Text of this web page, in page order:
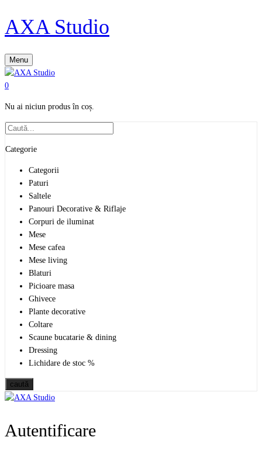
AXA Studio
Menu
0
Nu ai niciun produs în coș.
Categorie
Categorii
Paturi
Saltele
Panouri Decorative & Riflaje
Corpuri de iluminat
Mese
Mese cafea
Mese living
Blaturi
Picioare masa
Ghivece
Plante decorative
Coltare
Scaune bucatarie & dining
Dressing
Lichidare de stoc %
caută
Autentificare